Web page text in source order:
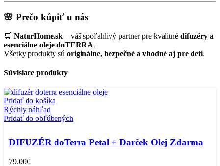
🌸 Prečo kúpiť u nás
🛒 NaturHome.sk – váš spoľahlivý partner pre kvalitné difuzéry a
esenciálne oleje doTERRA.
Všetky produkty sú originálne, bezpečné a vhodné aj pre deti.
Súvisiace produkty
Pridať do košíka
Rýchly náhľad
Pridať do obľúbených
DIFUZÉR doTerra Petal + Darček Olej Zdarma
79.00€